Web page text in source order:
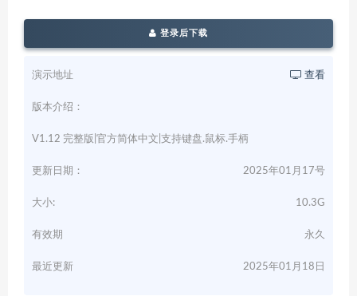
登录后下载
演示地址 查看
版本介绍：
V1.12 完整版|官方简体中文|支持键盘.鼠标.手柄
更新日期： 2025年01月17号
大小: 10.3G
有效期 永久
最近更新 2025年01月18日